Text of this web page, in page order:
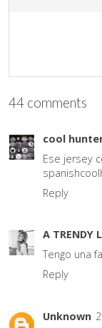
44 comments
cool
Ese jersey
Reply
A TRENDY
Tengo una
Reply
Unknown